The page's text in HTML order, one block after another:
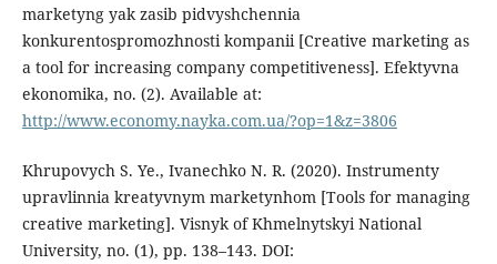
marketyng yak zasib pidvyshchennia
konkurentospromozhnosti kompanii [Creative marketing as
a tool for increasing company competitiveness]. Efektyvna
ekonomika, no. (2). Available at:
http://www.economy.nayka.com.ua/?op=1&z=3806
Khrupovych S. Ye., Ivanechko N. R. (2020). Instrumenty
upravlinnia kreatyvnym marketynhom [Tools for managing
creative marketing]. Visnyk of Khmelnytskyi National
University, no. (1), pp. 138–143. DOI: